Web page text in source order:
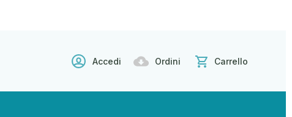
Accedi Ordini Carrello